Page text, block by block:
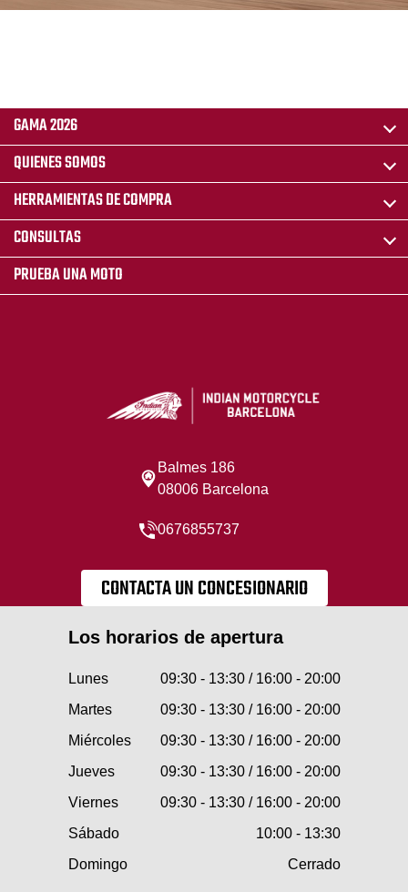
GAMA 2026
QUIENES SOMOS
HERRAMIENTAS DE COMPRA
CONSULTAS
PRUEBA UNA MOTO
Balmes 186
08006 Barcelona
0676855737
CONTACTA UN CONCESIONARIO
Los horarios de apertura
Lunes
09:30 - 13:30 / 16:00 - 20:00
Martes
09:30 - 13:30 / 16:00 - 20:00
Miércoles
09:30 - 13:30 / 16:00 - 20:00
Jueves
09:30 - 13:30 / 16:00 - 20:00
Viernes
09:30 - 13:30 / 16:00 - 20:00
Sábado
10:00 - 13:30
Domingo
Cerrado